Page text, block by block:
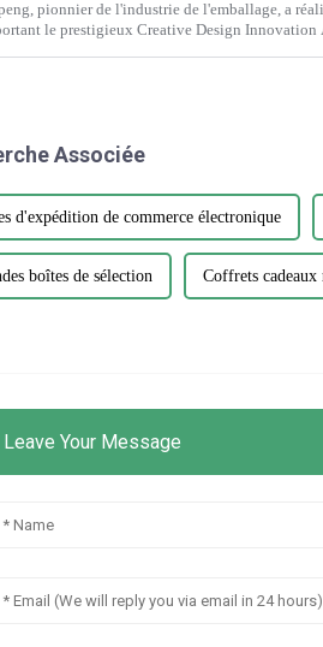
pionnier de l'industrie de l'emballage, a
le prestigieux Creative Design Innovation
Associée
d'expédition de commerce électronique
boîtes de sélection Coffrets cadeaux
Leave Your Message